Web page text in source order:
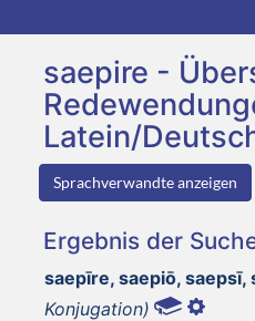
saepire -
Latein/
Sprachverwandte anzeigen
Ergebnis der
saepīre, saepiō, saepsī,
Konjugation)